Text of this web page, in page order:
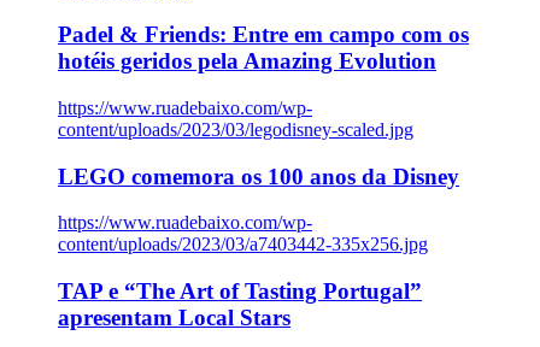
Padel & Friends: Entre em campo com os
hotéis geridos pela Amazing Evolution
https://www.ruadebaixo.com/wp-
content/uploads/2023/03/legodisney-scaled.jpg
LEGO comemora os 100 anos da Disney
https://www.ruadebaixo.com/wp-
content/uploads/2023/03/a7403442-335x256.jpg
TAP e “The Art of Tasting Portugal”
apresentam Local Stars